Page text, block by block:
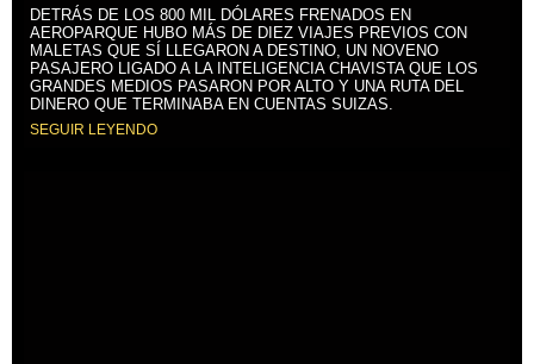
DETRÁS DE LOS 800 MIL DÓLARES FRENADOS EN
AEROPARQUE HUBO MÁS DE DIEZ VIAJES PREVIOS CON
MALETAS QUE SÍ LLEGARON A DESTINO, UN NOVENO
PASAJERO LIGADO A LA INTELIGENCIA CHAVISTA QUE LOS
GRANDES MEDIOS PASARON POR ALTO Y UNA RUTA DEL
DINERO QUE TERMINABA EN CUENTAS SUIZAS.
SEGUIR LEYENDO